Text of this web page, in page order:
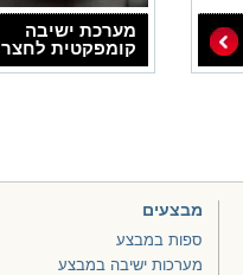
מערכת ישיבה
קומפקטית לחצר
מבצעים
ספות במבצע
מערכות ישיבה במבצע